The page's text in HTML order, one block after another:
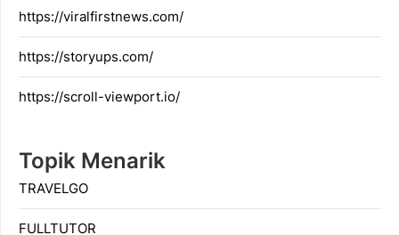
https://viralfirstnews.com/
https://storyups.com/
https://scroll-viewport.io/
Topik Menarik
TRAVELGO
FULLTUTOR